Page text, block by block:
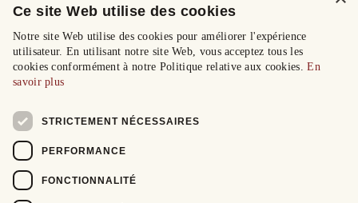
Ce site Web utilise des cookies
Notre site Web utilise des cookies pour améliorer l'expérience
utilisateur. En utilisant notre site Web, vous acceptez tous les
cookies conformément à notre Politique relative aux cookies.En
savoir plus
STRICTEMENT NÉCESSAIRES
PERFORMANCE
FONCTIONNALITÉ